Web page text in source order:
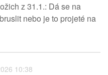
z 31.1.: Dá se na
nebo je to projeté na
10:38